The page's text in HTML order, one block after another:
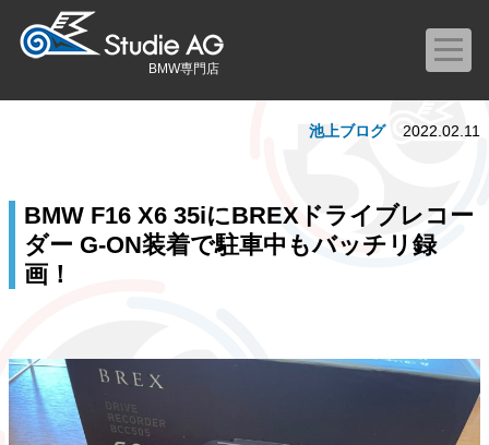
BMW専門店
BMW F16 X6 35iにBREXドライブレコー
ダー G-ON装着で駐車中もバッチリ録
画！
池上ブログ 2022.02.11